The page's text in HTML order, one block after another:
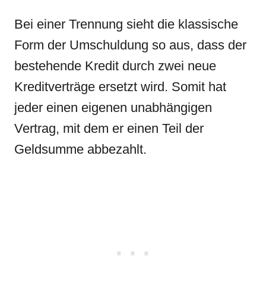
Bei einer Trennung sieht die klassische
Form der Umschuldung so aus, dass der
bestehende Kredit durch zwei neue
Kreditverträge ersetzt wird. Somit hat
jeder einen eigenen unabhängigen
Vertrag, mit dem er einen Teil der
Geldsumme abbezahlt.